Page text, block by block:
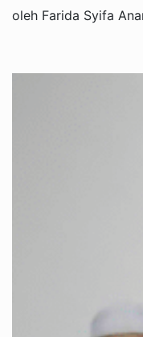
oleh Farida Syifa